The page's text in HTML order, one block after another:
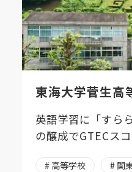
東海大学菅生高
英語学習に「すら
の醸成でGTECス
# 高等学校 # 関